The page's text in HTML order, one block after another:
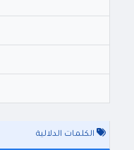
الكلمات الدلالية